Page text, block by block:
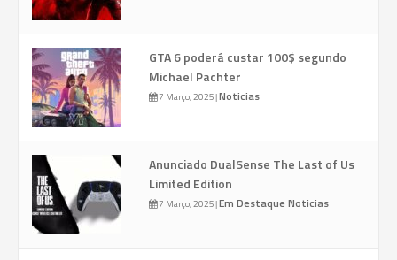
GTA 6 poderá custar 100$ segundo
Michael Pachter
7 Março, 2025|Noticias
Anunciado DualSense The Last of Us
Limited Edition
7 Março, 2025|Em Destaque Noticias